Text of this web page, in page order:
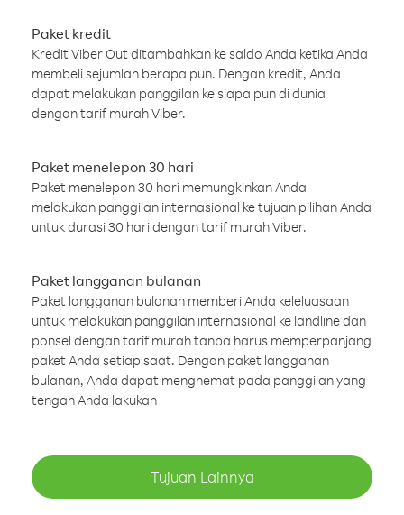
Paket kredit
Kredit Viber Out ditambahkan ke saldo Anda ketika Anda
membeli sejumlah berapa pun. Dengan kredit, Anda
dapat melakukan panggilan ke siapa pun di dunia
dengan tarif murah Viber.
Paket menelepon 30 hari
Paket menelepon 30 hari memungkinkan Anda
melakukan panggilan internasional ke tujuan pilihan Anda
untuk durasi 30 hari dengan tarif murah Viber.
Paket langganan bulanan
Paket langganan bulanan memberi Anda keleluasaan
untuk melakukan panggilan internasional ke landline dan
ponsel dengan tarif murah tanpa harus memperpanjang
paket Anda setiap saat. Dengan paket langganan
bulanan, Anda dapat menghemat pada panggilan yang
tengah Anda lakukan
Tujuan Lainnya